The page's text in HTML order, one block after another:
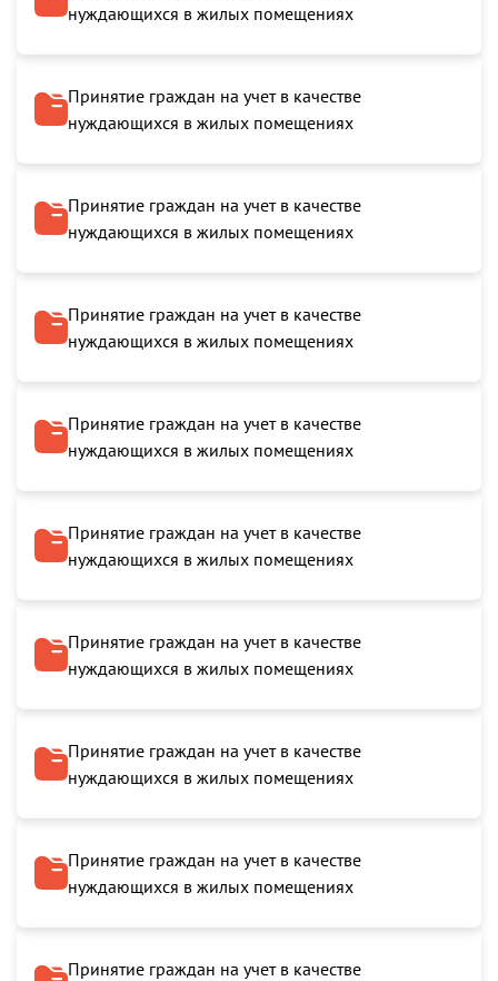
нуждающихся в жилых помещениях
Принятие граждан на учет в качестве
нуждающихся в жилых помещениях
Принятие граждан на учет в качестве
нуждающихся в жилых помещениях
Принятие граждан на учет в качестве
нуждающихся в жилых помещениях
Принятие граждан на учет в качестве
нуждающихся в жилых помещениях
Принятие граждан на учет в качестве
нуждающихся в жилых помещениях
Принятие граждан на учет в качестве
нуждающихся в жилых помещениях
Принятие граждан на учет в качестве
нуждающихся в жилых помещениях
Принятие граждан на учет в качестве
нуждающихся в жилых помещениях
Принятие граждан на учет в качестве